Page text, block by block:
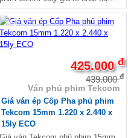
Kích thước Dài 1220mm x
Rộng 2440mm. Ruột gỗ AA: Keo,
cao su, bạch đàn... Lực ép: 155
WBP, Melamin và Phenol. Xử lý 4
cạnh : Sơn keo chống thấm nước.
Loại phim : Dynea màu đen nhập
khẩu Hàn Quốc, Singapore và
Malaysia.
-3%
425.000đ
439.000đ
Ván phủ phim Tekcom
Giá ván ép Cốp Pha phủ phim
Tekcom 15mm 1.220 x 2.440 x
15ly ECO